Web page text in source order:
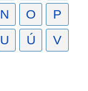
N O
P
U Ú
V